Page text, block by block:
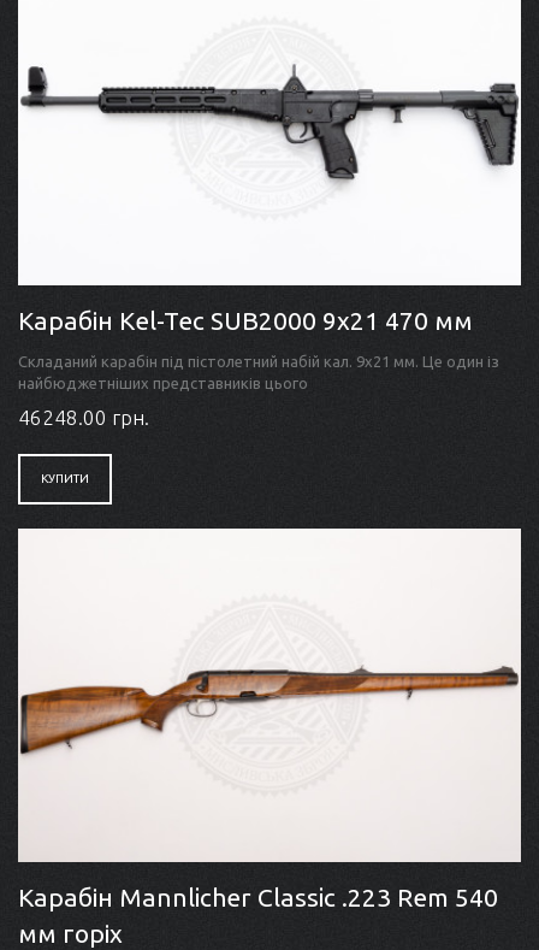
Карабін Kel-Tec SUB2000 9x21 470 мм
Складаний карабін під пістолетний набій кал. 9x21 мм. Це один із
найбюджетніших представників цього
46248.00 грн.
КУПИТИ
Карабін Mannlicher Classic .223 Rem 540
мм горіх